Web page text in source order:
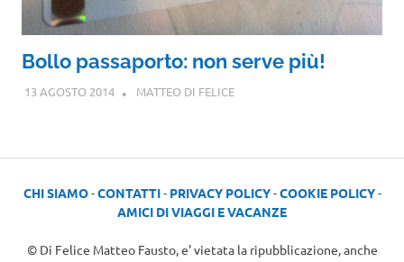
Bollo passaporto: non serve più!
13 AGOSTO 2014 MATTEO DI FELICE
CHI SIAMO-CONTATTI- PRIVACY POLICY-COOKIE POLICY-
AMICI DI VIAGGI E VACANZE
© Di Felice Matteo Fausto, e' vietata la ripubblicazione, anche